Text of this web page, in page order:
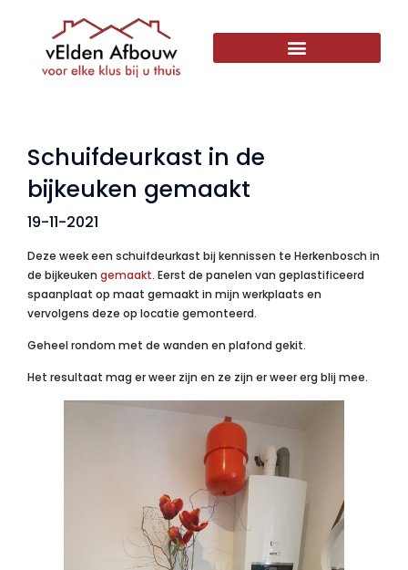
Schuifdeurkast in de
bijkeuken gemaakt
19-11-2021
Deze week een schuifdeurkast bij kennissen te Herkenbosch in
de bijkeuken gemaakt. Eerst de panelen van geplastificeerd
spaanplaat op maat gemaakt in mijn werkplaats en
vervolgens deze op locatie gemonteerd.
Geheel rondom met de wanden en plafond gekit.
Het resultaat mag er weer zijn en ze zijn er weer erg blij mee.